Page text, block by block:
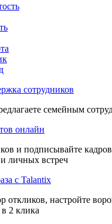
сотрудников
семейным
онлайн
и подписывайте
личных встреч
с Talantix
откликов, настройте
2 клика